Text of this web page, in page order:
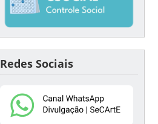
Redes Sociais